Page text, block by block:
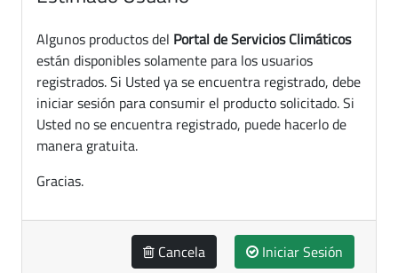
Algunos productos del Portal de Servicios Climáticos
están disponibles solamente para los usuarios
registrados. Si Usted ya se encuentra registrado, debe
iniciar sesión para consumir el producto solicitado. Si
Usted no se encuentra registrado, puede hacerlo de
manera gratuita.
Gracias.
Cancela Iniciar Sesión